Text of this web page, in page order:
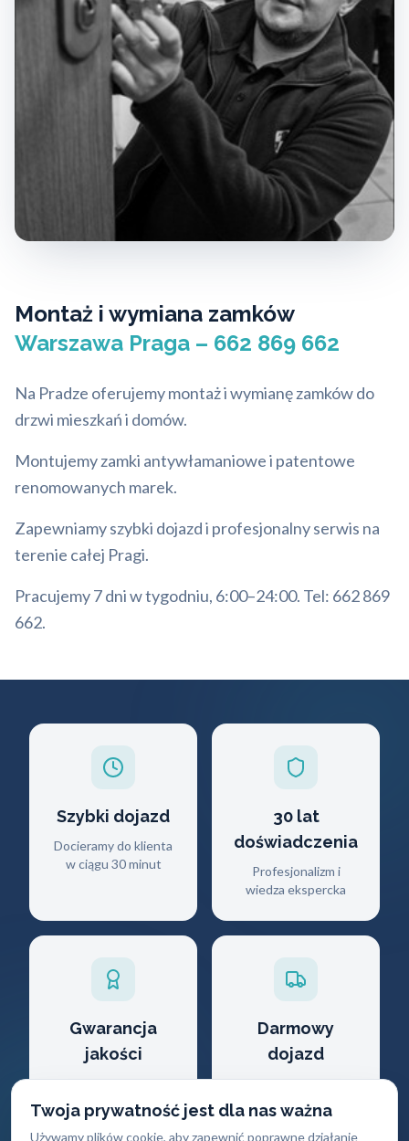
Twoja prywatność jest dla nas ważna
Używamy plików cookie, aby zapewnić poprawne działanie
Montaż i wymiana zamków
Warszawa Praga – 662 869 662
Na Pradze oferujemy montaż i wymianę zamków do
drzwi mieszkań i domów.
Montujemy zamki antywłamaniowe i patentowe
renomowanych marek.
Zapewniamy szybki dojazd i profesjonalny serwis na
terenie całej Pragi.
Pracujemy 7 dni w tygodniu, 6:00–24:00. Tel: 662 869
662.
Szybki dojazd
Docieramy do klienta
w ciągu 30 minut
30 lat
doświadczenia
Profesjonalizm i
wiedza ekspercka
Gwarancja
jakości
Na wszystkie
wykonane usługi i
produkty
Darmowy
dojazd
Brak dodatkowych
opłat za przyjazd